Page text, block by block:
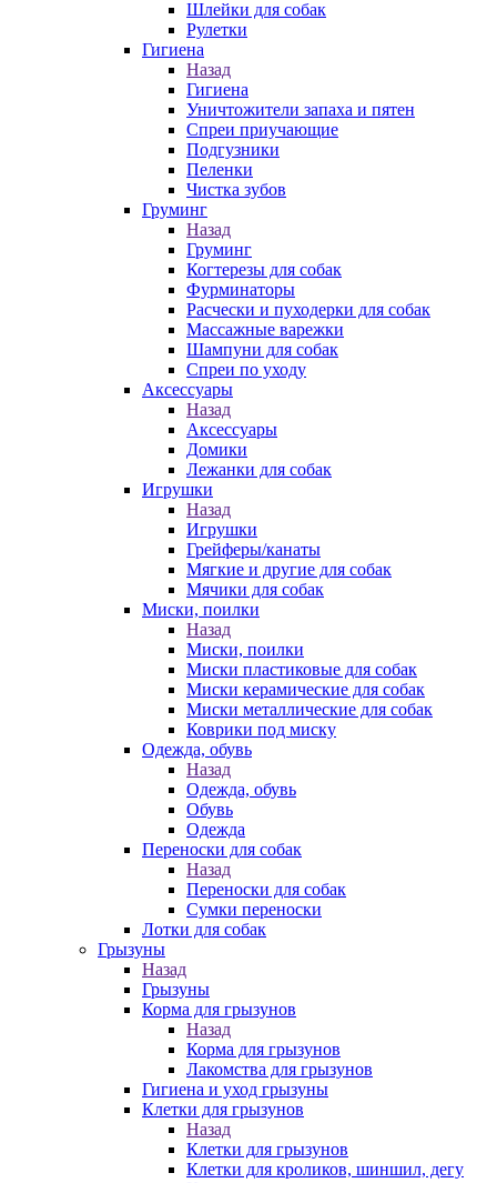
Шлейки для собак
Рулетки
Гигиена
Назад
Гигиена
Уничтожители запаха и пятен
Спреи приучающие
Подгузники
Пеленки
Чистка зубов
Груминг
Назад
Груминг
Когтерезы для собак
Фурминаторы
Расчески и пуходерки для собак
Массажные варежки
Шампуни для собак
Спреи по уходу
Аксессуары
Назад
Аксессуары
Домики
Лежанки для собак
Игрушки
Назад
Игрушки
Грейферы/канаты
Мягкие и другие для собак
Мячики для собак
Миски, поилки
Назад
Миски, поилки
Миски пластиковые для собак
Миски керамические для собак
Миски металлические для собак
Коврики под миску
Одежда, обувь
Назад
Одежда, обувь
Обувь
Одежда
Переноски для собак
Назад
Переноски для собак
Сумки переноски
Лотки для собак
Грызуны
Назад
Грызуны
Корма для грызунов
Назад
Корма для грызунов
Лакомства для грызунов
Гигиена и уход грызуны
Клетки для грызунов
Назад
Клетки для грызунов
Клетки для кроликов, шиншил, дегу